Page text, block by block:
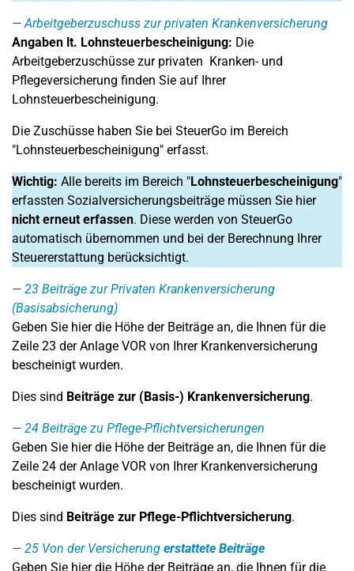
Arbeitgeberzuschuss zur privaten Krankenversicherung
Angaben lt. Lohnsteuerbescheinigung: Die
Arbeitgeberzuschüsse zur privaten Kranken- und
Pflegeversicherung finden Sie auf Ihrer
Lohnsteuerbescheinigung.
Die Zuschüsse haben Sie bei SteuerGo im Bereich
"Lohnsteuerbescheinigung" erfasst.
Wichtig: Alle bereits im Bereich "Lohnsteuerbescheinigung"
erfassten Sozialversicherungsbeiträge müssen Sie hier
nicht erneut erfassen. Diese werden von SteuerGo
automatisch übernommen und bei der Berechnung Ihrer
Steuererstattung berücksichtigt.
23 Beiträge zur Privaten Krankenversicherung
(Basisabsicherung)
Geben Sie hier die Höhe der Beiträge an, die Ihnen für die
Zeile 23 der Anlage VOR von Ihrer Krankenversicherung
bescheinigt wurden.
Dies sind Beiträge zur (Basis-) Krankenversicherung.
24 Beiträge zu Pflege-Pflichtversicherungen
Geben Sie hier die Höhe der Beiträge an, die Ihnen für die
Zeile 24 der Anlage VOR von Ihrer Krankenversicherung
bescheinigt wurden.
Dies sind Beiträge zur Pflege-Pflichtversicherung.
25 Von der Versicherung erstattete Beiträge
Geben Sie hier die Höhe der Beiträge an, die Ihnen für die